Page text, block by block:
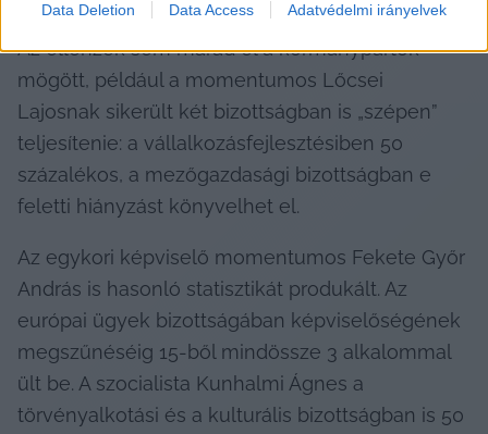
Data Deletion Data Access Adatvédelmi irányelvek
Az ellenzék sem marad el a kormánypártok
mögött, például a momentumos Lőcsei
Lajosnak sikerült két bizottságban is „szépen”
teljesítenie: a vállalkozásfejlesztésiben 50
százalékos, a mezőgazdasági bizottságban e
feletti hiányzást könyvelhet el.
Az egykori képviselő momentumos Fekete Győr
András is hasonló statisztikát produkált. Az
európai ügyek bizottságában képviselőségének
megszűnéséig 15-ből mindössze 3 alkalommal
ült be. A szocialista Kunhalmi Ágnes a
törvényalkotási és a kulturális bizottságban is 50